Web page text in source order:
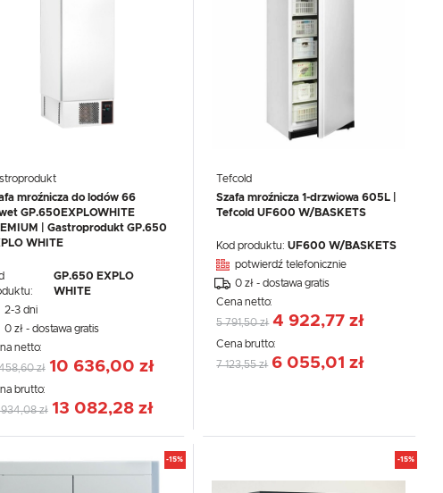
mroźnicza do lodów 66
GP.650EXPLOWHITE
| Gastroprodukt GP.650
WHITE
GP.650 EXPLO
WHITE
2-3 dni
0 zł - dostawa gratis
netto:
zł 10 636,00 zł
brutto:
zł 13 082,28 zł
Tefcold
Szafa mroźnicza 1-drzwiowa 605L |
Tefcold UF600 W/BASKETS
Kod produktu:UF600 W/BASKETS
potwierdź telefonicznie
0 zł - dostawa gratis
Cena netto:
5 791,50 zł 4 922,77 zł
Cena brutto:
7 123,55 zł 6 055,01 zł
-15% -15%